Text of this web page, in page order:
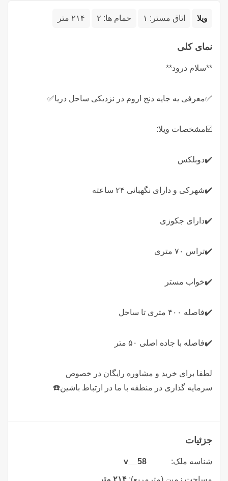
ویلا اتاق مستر: ۱ حمام ها: ۲ ۲۱۴ متر
نمای کلی
**سلام درود**
✅معرفی یه جایه دنج اروم در نزدیکی ساحل دریا✅
☑️مشخصات ویلا:
✔️دوبلکس
✔️شهرکی و دارای نگهبانی ۲۴ ساعته
✔️دارای جکوزی
✔️تراس ۷۰ متری
✔️خواب مستر
✔️فاصله ۴۰۰ متری تا ساحل
✔️فاصله با جاده اصلی ۵۰ متر
لطفا برای خرید و مشاوره رایگان در خصوص
سرمایه گذاری در منطقه با ما در ارتباط باشین☎️
جزئیات
شناسه ملک: v__58